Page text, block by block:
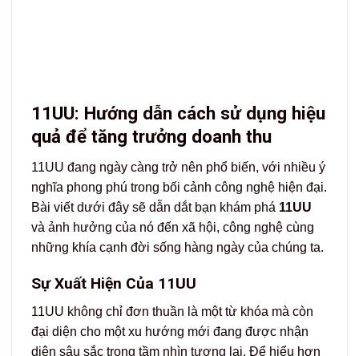
11UU: Hướng dẫn cách sử dụng hiệu
quả để tăng trưởng doanh thu
11UU đang ngày càng trở nên phổ biến, với nhiều ý
nghĩa phong phú trong bối cảnh công nghệ hiện đại.
Bài viết dưới đây sẽ dẫn dắt bạn khám phá 11UU
và ảnh hưởng của nó đến xã hội, công nghệ cùng
những khía cạnh đời sống hàng ngày của chúng ta.
Sự Xuất Hiện Của 11UU
11UU không chỉ đơn thuần là một từ khóa mà còn
đại diện cho một xu hướng mới đang được nhận
diện sâu sắc trong tầm nhìn tương lai. Để hiểu hơn